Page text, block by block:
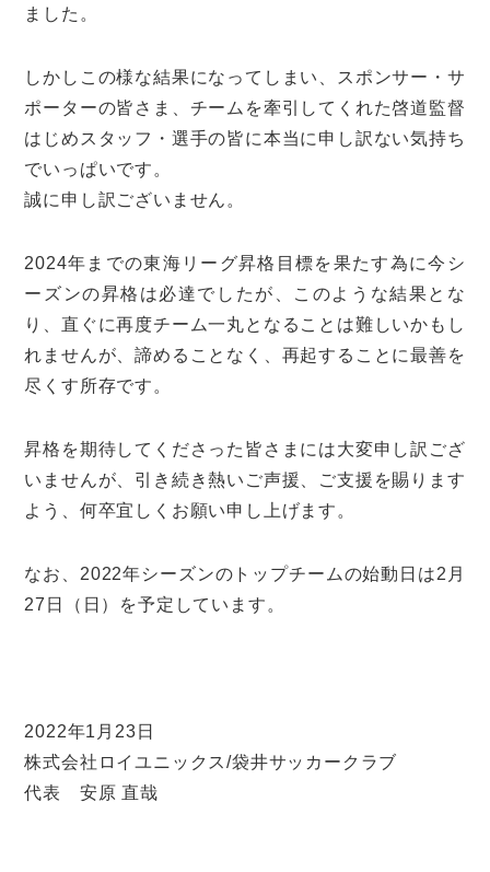
ました。
しかしこの様な結果になってしまい、スポンサー・サ
ポーターの皆さま、チームを牽引してくれた啓道監督
はじめスタッフ・選手の皆に本当に申し訳ない気持ち
でいっぱいです。
誠に申し訳ございません。
2024年までの東海リーグ昇格目標を果たす為に今シ
ーズンの昇格は必達でしたが、このような結果とな
り、直ぐに再度チーム一丸となることは難しいかもし
れませんが、諦めることなく、再起することに最善を
尽くす所存です。
昇格を期待してくださった皆さまには大変申し訳ござ
いませんが、引き続き熱いご声援、ご支援を賜ります
よう、何卒宜しくお願い申し上げます。
なお、2022年シーズンのトップチームの始動日は2月
27日（日）を予定しています。
2022年1月23日
株式会社ロイユニックス/袋井サッカークラブ
代表 安原 直哉